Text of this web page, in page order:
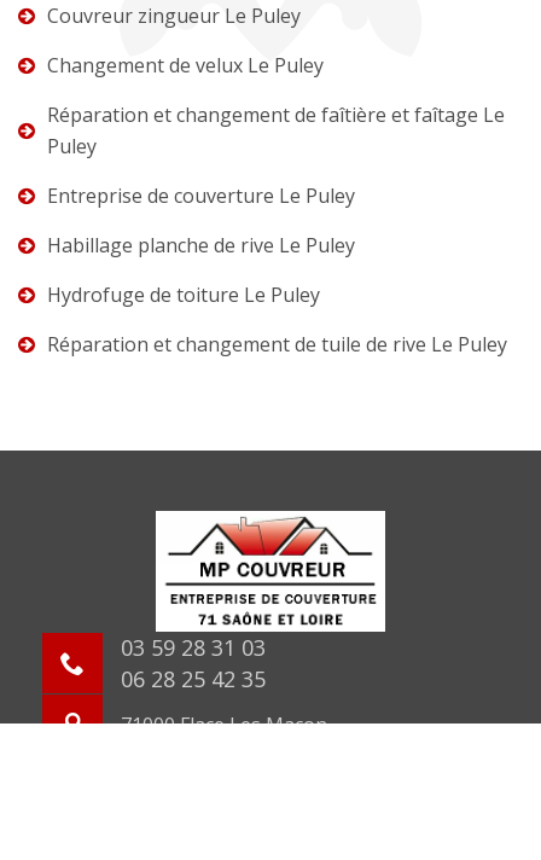
Couvreur zingueur Le Puley
Changement de velux Le Puley
Réparation et changement de faîtière et faîtage Le
Puley
Entreprise de couverture Le Puley
Habillage planche de rive Le Puley
Hydrofuge de toiture Le Puley
Réparation et changement de tuile de rive Le Puley
03 59 28 31 03
06 28 25 42 35
71000 Flace Les Macon